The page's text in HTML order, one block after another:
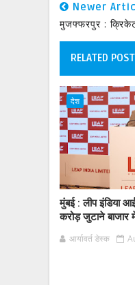
Newer
मुजफ्फरपुर :
RELATED POST
देश
मुंबई : लीप इंडिया
करोड़ जुटाने बाजार
आर्यावर्त डेस्क